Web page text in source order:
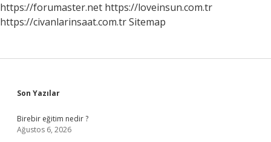
https://forumaster.net https://loveinsun.com.tr
https://civanlarinsaat.com.trSitemap
Sidebar
Son Yazılar
Birebir eğitim nedir ?
Ağustos 6, 2026